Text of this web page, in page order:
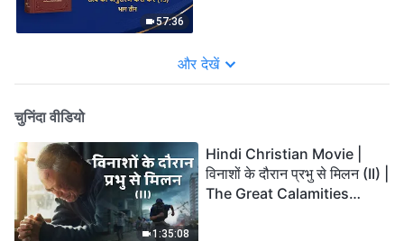
57:36
और देखें
चुनिंदा वीडियो
1:35:08
Hindi Christian Movie |
विनाशों के दौरान प्रभु से मिलन (II) |
The Great Calamities